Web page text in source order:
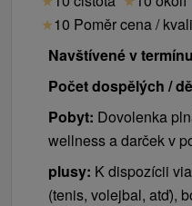
★10 Poměr cena /
Navštívené v
Počet dospělých /
Pobyt: Dovolenka
wellness a darček v
plusy: K dispozícii
(tenis, volejbal, atď),